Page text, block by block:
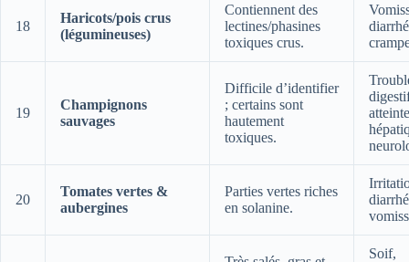
18
Haricots/pois crus
(légumineuses)
Contiennent des
lectines/phasines
toxiques crus.
19
Champignons
sauvages
Difficile d’identifier
; certains sont
hautement
toxiques.
atteinte
20
Tomates vertes &
aubergines
Parties vertes riches
en solanine.
Soif,